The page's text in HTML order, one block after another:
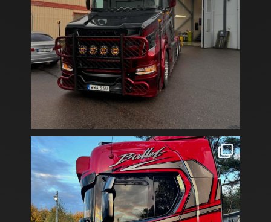
BULLET💥
Vi har solfilmat denna lastbil med 40%...